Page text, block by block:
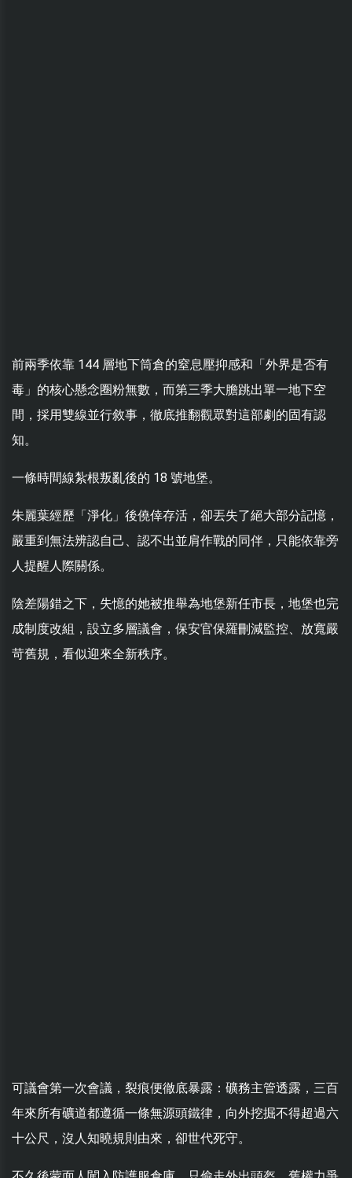
前兩季依靠 144 層地下筒倉的窒息壓抑感和「外界是否有
毒」的核心懸念圈粉無數，而第三季大膽跳出單一地下空
間，採用雙線並行敘事，徹底推翻觀眾對這部劇的固有認
知。
一條時間線紮根叛亂後的 18 號地堡。
朱麗葉經歷「淨化」後僥倖存活，卻丟失了絕大部分記憶，
嚴重到無法辨認自己、認不出並肩作戰的同伴，只能依靠旁
人提醒人際關係。
陰差陽錯之下，失憶的她被推舉為地堡新任市長，地堡也完
成制度改組，設立多層議會，保安官保羅刪減監控、放寬嚴
苛舊規，看似迎來全新秩序。
可議會第一次會議，裂痕便徹底暴露：礦務主管透露，三百
年來所有礦道都遵循一條無源頭鐵律，向外挖掘不得超過六
十公尺，沒人知曉規則由來，卻世代死守。